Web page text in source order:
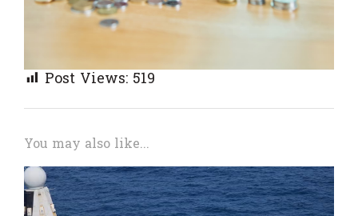
Post Views:519
You may also like...